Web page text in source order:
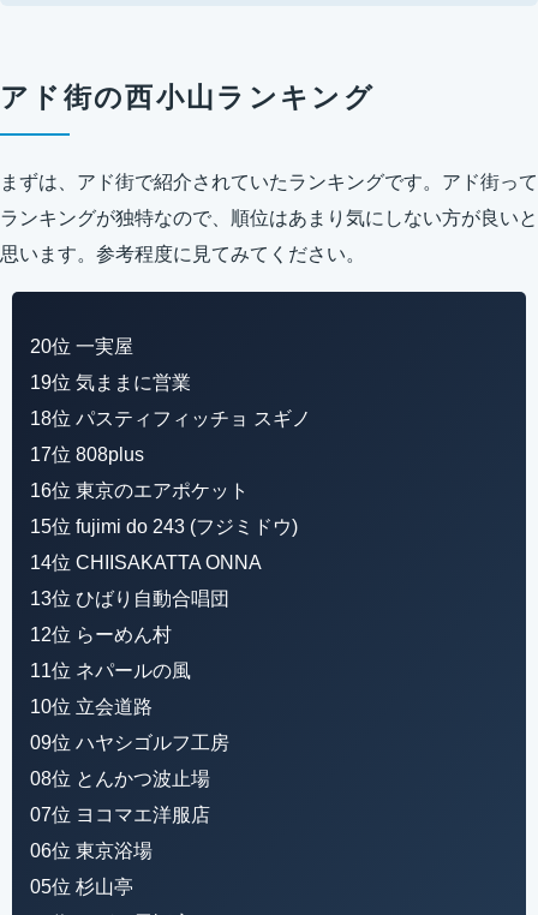
アド街の西小山ランキング
まずは、アド街で紹介されていたランキングです。アド街って
ランキングが独特なので、順位はあまり気にしない方が良いと
思います。参考程度に見てみてください。
20位 一実屋
19位 気ままに営業
18位 パスティフィッチョ スギノ
17位 808plus
16位 東京のエアポケット
15位 fujimi do 243 (フジミドウ)
14位 CHIISAKATTA ONNA
13位 ひばり自動合唱団
12位 らーめん村
11位 ネパールの風
10位 立会道路
09位 ハヤシゴルフ工房
08位 とんかつ波止場
07位 ヨコマエ洋服店
06位 東京浴場
05位 杉山亭